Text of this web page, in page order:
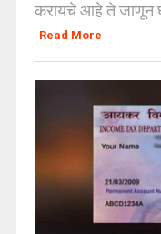
करायचे आहे ते जाणून
Read More